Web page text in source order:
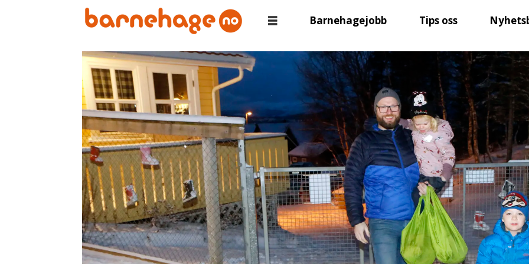
Barnehagejobb Tips oss